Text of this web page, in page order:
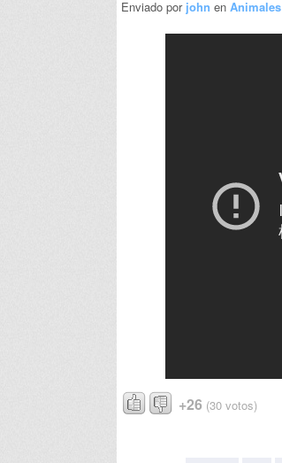
Enviado por john en Animales
+26 (30 votos)